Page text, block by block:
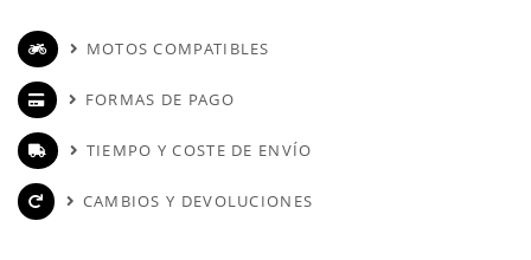
MOTOS COMPATIBLES
FORMAS DE PAGO
TIEMPO Y COSTE DE ENVÍO
CAMBIOS Y DEVOLUCIONES